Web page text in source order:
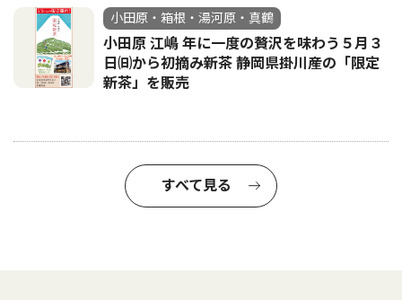
小田原・箱根・湯河原・真鶴
小田原 江嶋 年に一度の贅沢を味わう５月３
日㈰から初摘み新茶 静岡県掛川産の「限定
新茶」を販売
すべて見る